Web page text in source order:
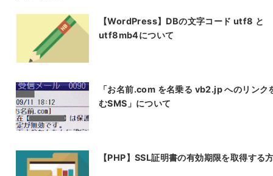
【WordPress】DBの文字コード utf8 と
utf8mb4について
「お名前.com を名乗る vb2.jp へのリンク
むSMS」について
【PHP】SSL証明書の有効期限を取得する